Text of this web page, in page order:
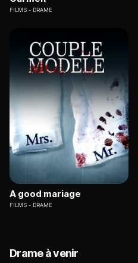
FILMS DRAME
A good mariage
FILMS DRAME
Drame à venir